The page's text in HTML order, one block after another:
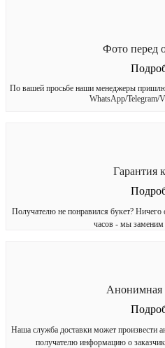
Фото перед
По вашей просьбе наши менеджеры
WhatsApp/Telegram/
Гарантия
Получателю не понравился букет?
часов - мы заменим
Анонимная
Наша служба доставки может произвести
получателю информацию о